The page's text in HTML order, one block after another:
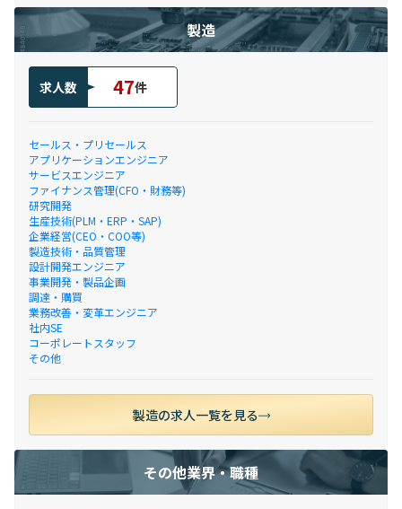
製造
求人数 47件
セールス・プリセールス
アプリケーションエンジニア
サービスエンジニア
ファイナンス管理(CFO・財務等)
研究開発
生産技術(PLM・ERP・SAP)
企業経営(CEO・COO等)
製造技術・品質管理
設計開発エンジニア
事業開発・製品企画
調達・購買
業務改善・変革エンジニア
社内SE
コーポレートスタッフ
その他
製造の求人一覧を見る
その他業界・職種